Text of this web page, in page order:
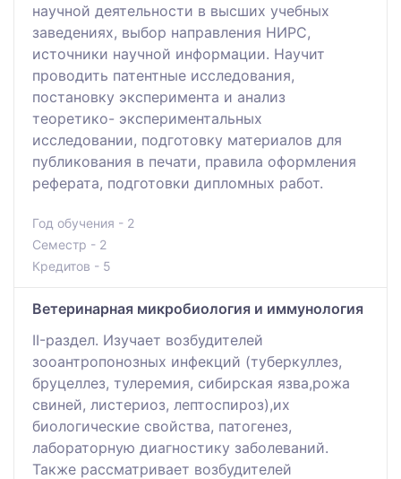
научной деятельности в высших учебных
заведениях, выбор направления НИРС,
источники научной информации. Научит
проводить патентные исследования,
постановку эксперимента и анализ
теоретико- экспериментальных
исследовании, подготовку материалов для
публикования в печати, правила оформления
реферата, подготовки дипломных работ.
Год обучения - 2
Семестр - 2
Кредитов - 5
Ветеринарная микробиология и иммунология
II-раздел. Изучает возбудителей
зооантропонозных инфекций (туберкуллез,
бруцеллез, тулеремия, сибирская язва,рожа
свиней, листериоз, лептоспироз),их
биологические свойства, патогенез,
лабораторную диагностику заболеваний.
Также рассматривает возбудителей